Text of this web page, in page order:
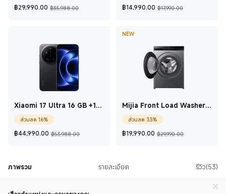
฿29,990.00 Current Price ฿29,990
฿35,988.00ราคาโปรโมชั่น ฿35,988.00
฿14,990.00 Current Price ฿
฿17,990.00ราคาโปรโม
Xiaomi 17 Ultra 16 GB +1
TB Black
ส่วนลด 16%
฿44,990.00 Current Price ฿44,990
฿53,988.00ราคาโปรโมชั่น ฿53,988.00
NEW
Mijia Front Load Washer
Dryer Pro 12.5kg
ส่วนลด 33%
฿19,990.00 Current Price ฿
฿29,990.00ราคาโปรโม
ภาพรวม รายละเอียด รีวิว(53)